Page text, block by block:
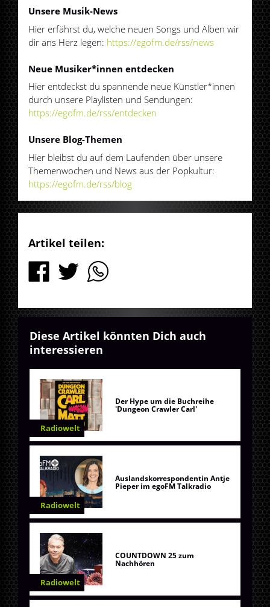
Unsere Musik-News
Hier erfährst du, welche neuen Songs und Alben wir
dir ans Herz legen: https://egofm.de/rss/news
Neue Musiker*innen entdecken
Hier entdeckst du spannende neue Künstler*innen
durch unsere Playlisten und Sendungen:
https://egofm.de/rss/entdecken
Unsere Blog-Themen
Hier bleibst du auf dem Laufenden über unsere
Themenwochen und News aus der Popkultur:
https://egofm.de/rss/blog
Artikel teilen:
Diese Artikel könnten Dich auch
interessieren
Radiowelt
Der Hype um die Buchreihe
'Dungeon Crawler Carl'
Radiowelt
Auslandskorrespondentin Antje
Pieper im egoFM Talkradio
Radiowelt
COUNTDOWN 25 zum
Nachhören